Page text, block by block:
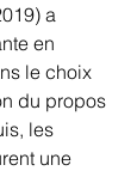
a
en
le choix
du propos
les
une